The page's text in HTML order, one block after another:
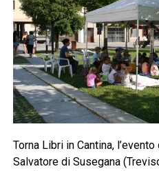
Torna Libri in Cantina,
Salvatore di Susegana